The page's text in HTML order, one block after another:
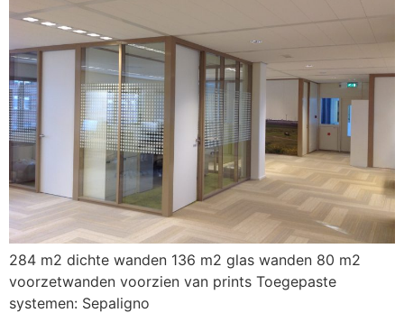
284 m2 dichte wanden 136 m2 glas wanden 80 m2
voorzetwanden voorzien van prints Toegepaste
systemen: Sepaligno